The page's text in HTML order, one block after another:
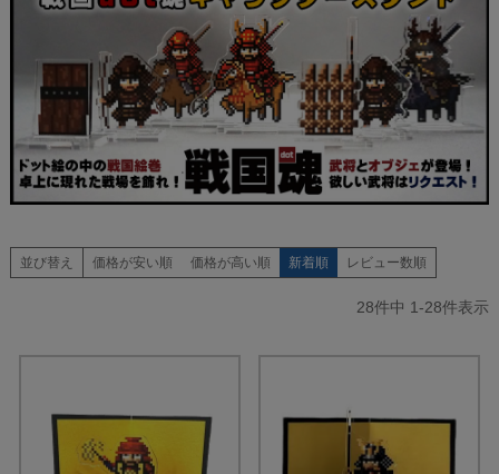
並び替え 価格が安い順 価格が高い順 新着順 レビュー数順
28件中 1-28件表示